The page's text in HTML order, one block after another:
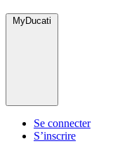
MyDucati
Se connecter
S’inscrire